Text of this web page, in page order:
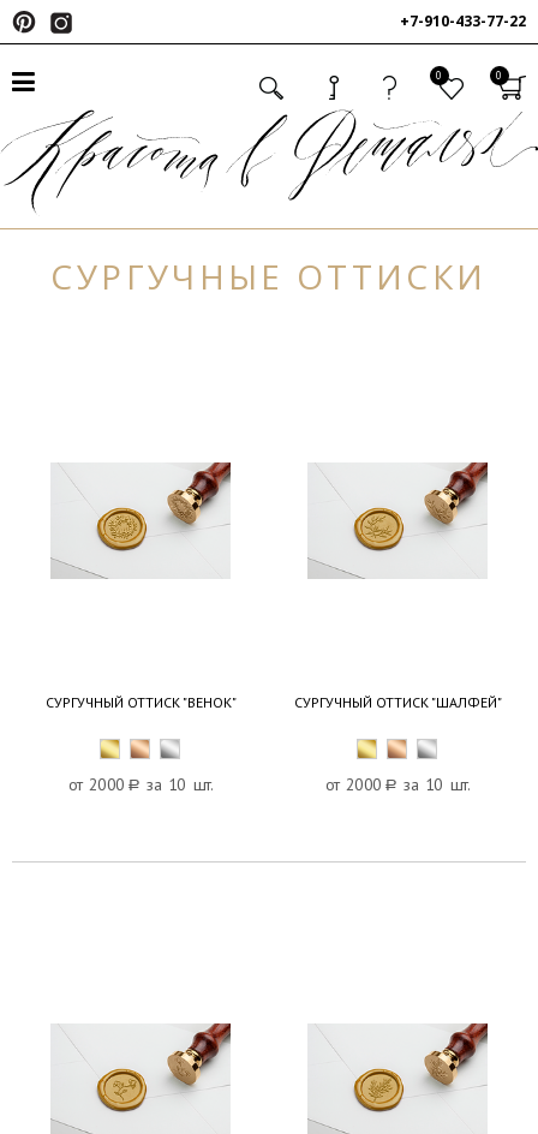
+7-910-433-77-22
0 0
СУРГУЧНЫЕ ОТТИСКИ
СУРГУЧНЫЙ ОТТИСК "ВЕНОК"
от 2000 a за 10 шт.
СУРГУЧНЫЙ ОТТИСК "ШАЛФЕЙ"
от 2000 a за 10 шт.